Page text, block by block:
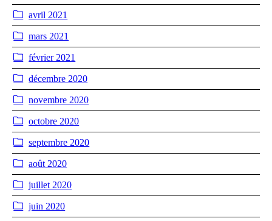
avril 2021
mars 2021
février 2021
décembre 2020
novembre 2020
octobre 2020
septembre 2020
août 2020
juillet 2020
juin 2020